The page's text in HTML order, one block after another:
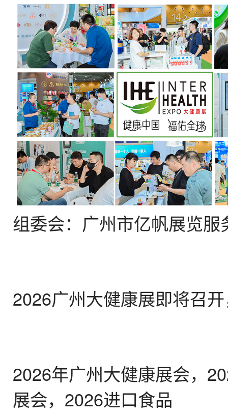
组委会：广州市亿帆展览
2026广州大健康展即将召
2026年广州大健康展会，
展会，2026进口食品